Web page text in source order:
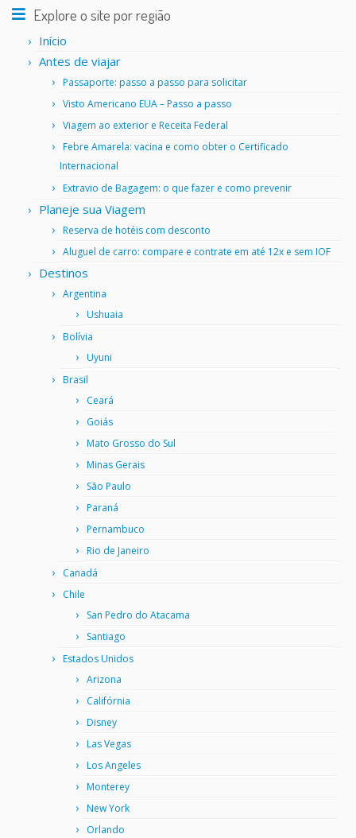
Explore o site por região
Início
Antes de viajar
Passaporte: passo a passo para solicitar
Visto Americano EUA – Passo a passo
Viagem ao exterior e Receita Federal
Febre Amarela: vacina e como obter o Certificado
Internacional
Extravio de Bagagem: o que fazer e como prevenir
Planeje sua Viagem
Reserva de hotéis com desconto
Aluguel de carro: compare e contrate em até 12x e sem IOF
Destinos
Argentina
Ushuaia
Bolívia
Uyuni
Brasil
Ceará
Goiás
Mato Grosso do Sul
Minas Gerais
São Paulo
Paraná
Pernambuco
Rio de Janeiro
Canadá
Chile
San Pedro do Atacama
Santiago
Estados Unidos
Arizona
Califórnia
Disney
Las Vegas
Los Angeles
Monterey
New York
Orlando